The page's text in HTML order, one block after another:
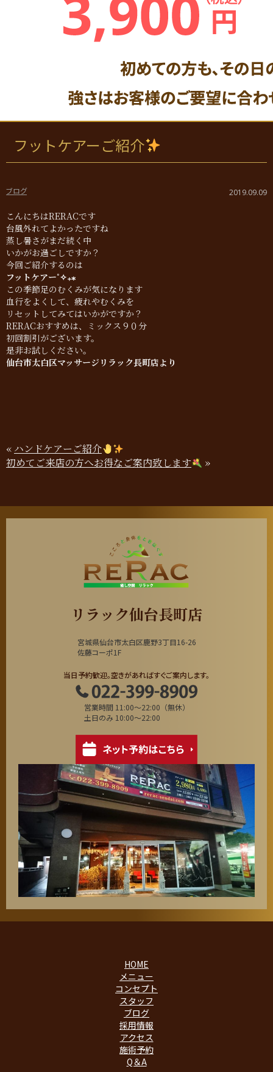
フットケアーご紹介
ブログ 2019.09.09
こんにちはRERACです
台風外れてよかったですね
蒸し暑さがまだ続く中
いかがお過ごしですか？
今回ご紹介するのは
フットケアー˚✧₊⁎
この季節足のむくみが気になります
血行をよくして、疲れやむくみを
リセットしてみてはいかがですか？
RERACおすすめは、ミックス９０分
初回割引がございます。
是非お試しください。
仙台市太白区マッサージリラック長町店より
« ハンドケアーご紹介
初めてご来店の方へお得なご案内致します
»
リラック仙台長町店
宮城県仙台市太白区鹿野3丁目16-26
佐藤コーポ1F
当日予約歓迎。空きがあればすぐご案内します。
営業時間 11:00～22:00（無休）
土日のみ 10:00～22:00
HOME
メニュー
コンセプト
スタッフ
ブログ
採用情報
アクセス
施術予約
Q＆A